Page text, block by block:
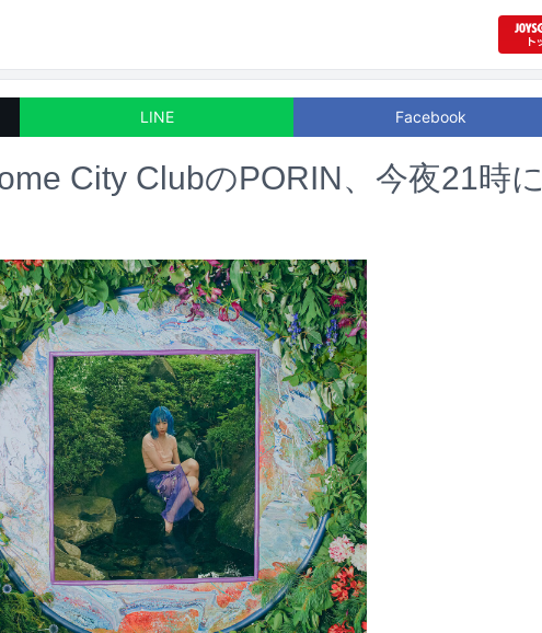
LINE Facebook
City ClubのPORIN、今夜21時に